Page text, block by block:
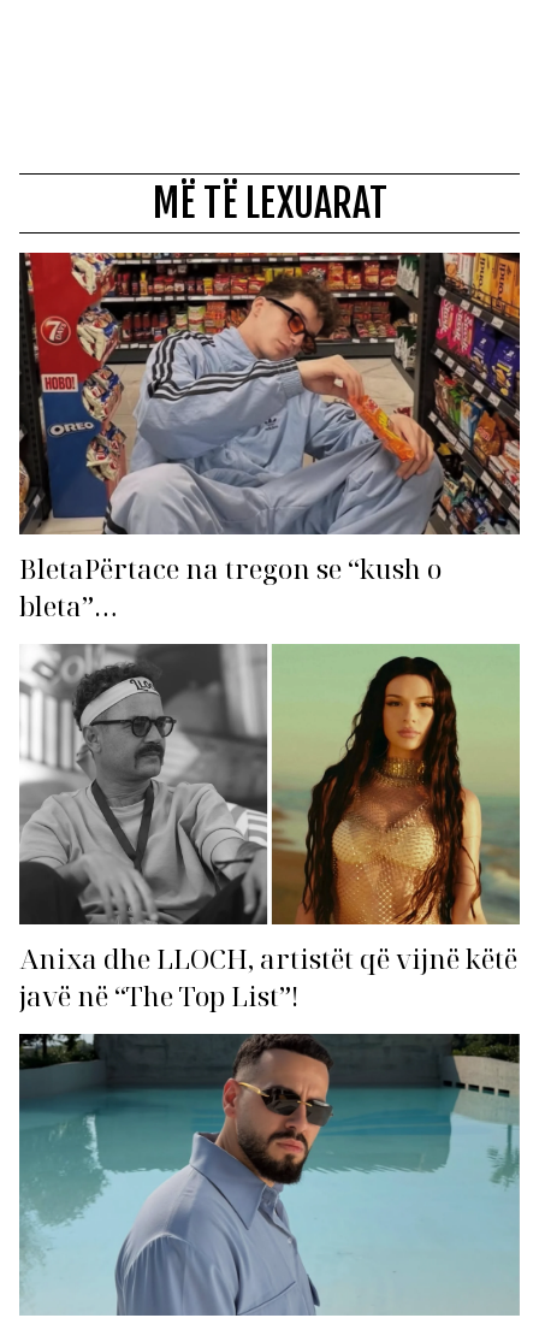
MË TË LEXUARAT
BletaPërtace na tregon se “kush o
bleta”…
Anixa dhe LLOCH, artistët që vijnë këtë
javë në “The Top List”!